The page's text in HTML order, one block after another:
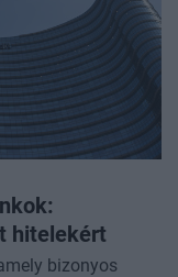
hitelekért
bizonyos